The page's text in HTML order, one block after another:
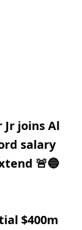
joins Al
salary
🚨🔵
$400m